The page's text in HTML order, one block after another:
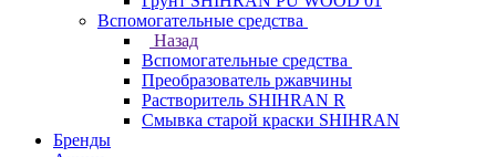
Вспомогательные средства
Назад
Вспомогательные средства
Преобразователь ржавчины
Растворитель SHIHRAN R
Смывка старой краски SHIHRAN
Бренды